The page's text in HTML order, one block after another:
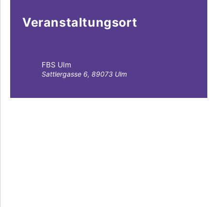
Veranstaltungsort
FBS Ulm
Sattlergasse 6, 89073 Ulm